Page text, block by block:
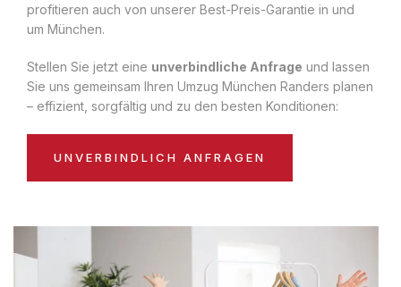
profitieren auch von unserer Best-Preis-Garantie in und
um München.
Stellen Sie jetzt eine unverbindliche Anfrage und lassen
Sie uns gemeinsam Ihren Umzug München Randers planen
– effizient, sorgfältig und zu den besten Konditionen:
UNVERBINDLICH ANFRAGEN